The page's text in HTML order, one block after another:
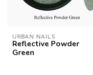
URBAN NAILS
Reflective Powder
Green